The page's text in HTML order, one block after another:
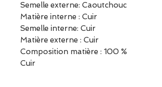
Semelle externe: Caoutchouc
Matière interne : Cuir
Semelle interne: Cuir
Matière externe : Cuir
Composition matière : 100 %
Cuir